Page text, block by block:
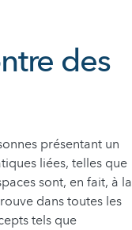
des
présentant un
liées, telles que
sont, en fait, à la
dans toutes les
tels que